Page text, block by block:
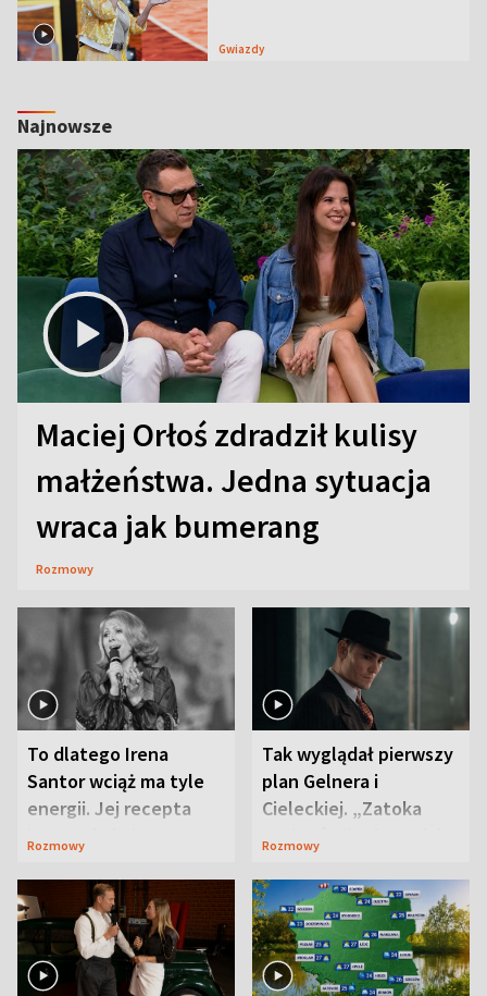
Gwiazdy
Najnowsze
Maciej Orłoś zdradził kulisy
małżeństwa. Jedna sytuacja
wraca jak bumerang
Rozmowy
To dlatego Irena
Santor wciąż ma tyle
energii. Jej recepta
jest zaskakująco
Rozmowy
Tak wyglądał pierwszy
plan Gelnera i
Cieleckiej. „Zatoka
szpiegów” od razu ich
Rozmowy